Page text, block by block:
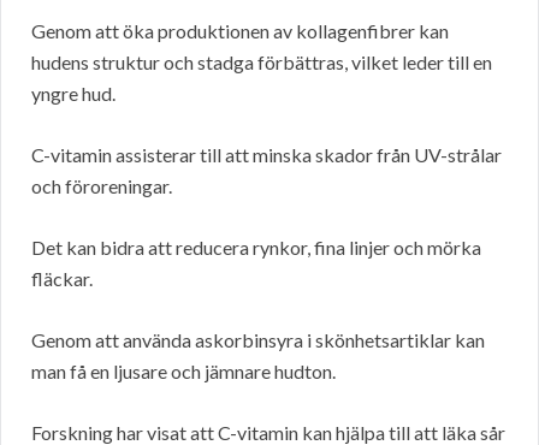
Genom att öka produktionen av kollagenfibrer kan
hudens struktur och stadga förbättras, vilket leder till en
yngre hud.
C-vitamin assisterar till att minska skador från UV-strålar
och föroreningar.
Det kan bidra att reducera rynkor, fina linjer och mörka
fläckar.
Genom att använda askorbinsyra i skönhetsartiklar kan
man få en ljusare och jämnare hudton.
Forskning har visat att C-vitamin kan hjälpa till att läka sår